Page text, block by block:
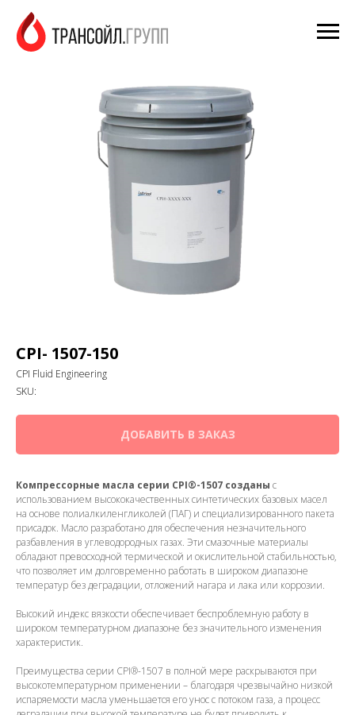
CPI- 1507-150
CPI Fluid Engineering
SKU:
ДОБАВИТЬ В ЗАКАЗ
Компрессорные масла серии CPI®-1507 созданы с
использованием высококачественных синтетических базовых масел
на основе полиалкиленгликолей (ПАГ) и специализированного пакета
присадок. Масло разработано для обеспечения незначительного
разбавления в углеводородных газах. Эти смазочные материалы
обладают превосходной термической и окислительной стабильностью,
что позволяет им долговременно работать в широком диапазоне
температур без деградации, отложений нагара и лака или коррозии.
Высокий индекс вязкости обеспечивает беспроблемную работу в
широком температурном диапазоне без значительного изменения
характеристик.
Преимущества серии CPI®-1507 в полной мере раскрываются при
высокотемпературном применении – благодаря чрезвычайно низкой
испаряемости масла уменьшается его унос с потоком газа, а процесс